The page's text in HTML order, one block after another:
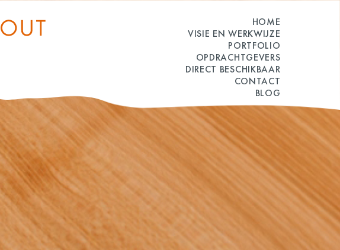
HOME
VISIE EN WERKWIJZE
PORTFOLIO
OPDRACHTGEVERS
DIRECT BESCHIKBAAR
CONTACT
BLOG